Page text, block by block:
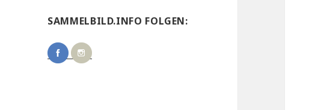
SAMMELBILD.INFO FOLGEN: